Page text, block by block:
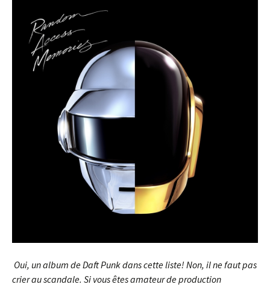
Oui, un album de Daft Punk dans cette liste! Non, il ne faut pas
crier au scandale. Si vous êtes amateur de production